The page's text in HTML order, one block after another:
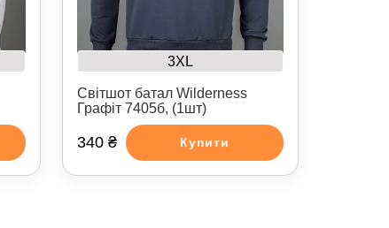
3XL
Світшот батал Wilderness
Графіт 7405б, (1шт)
340 ₴ Купити